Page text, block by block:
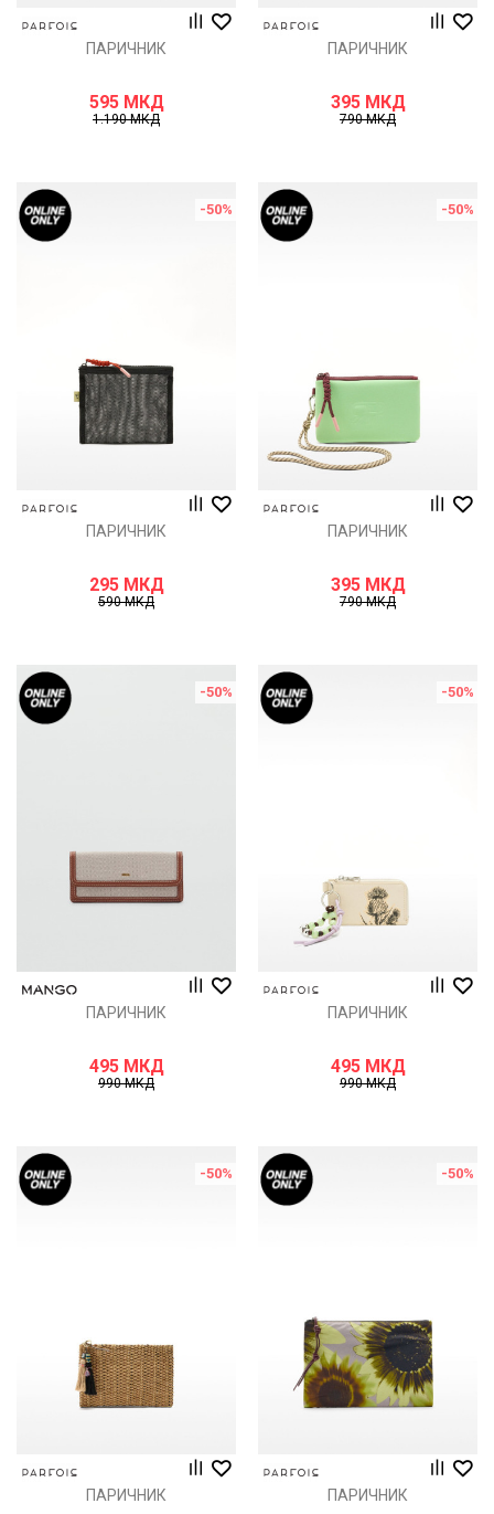
ПАРИЧНИК
595 МКД
1.190МКД
ПАРИЧНИК
395 МКД
790МКД
-50%
ПАРИЧНИК
295 МКД
590МКД
-50%
ПАРИЧНИК
395 МКД
790МКД
-50%
ПАРИЧНИК
495 МКД
990МКД
-50%
ПАРИЧНИК
495 МКД
990МКД
-50%
ПАРИЧНИК
-50%
ПАРИЧНИК